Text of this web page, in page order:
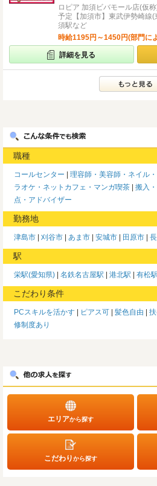
ロピア 加須ビバモール店(仮
予定【加須市】東武伊勢崎線
須駅など
時給1195円～1450円(部門に
詳細を見る
職種
コールセンター 理容師・美容師・ネイル
ラオケ・ネットカフェ・マンガ喫茶
搬入
点・アドバイザー
勤務地
津島市 刈谷市 あま市 安城市 田原市
駅
栄駅(愛知県) 名鉄名古屋駅 港北駅 有松駅
こだわり条件
PCスキルを活かす ピアス可 髪色自由
修制度あり
エリアから探す
こだわりから探す